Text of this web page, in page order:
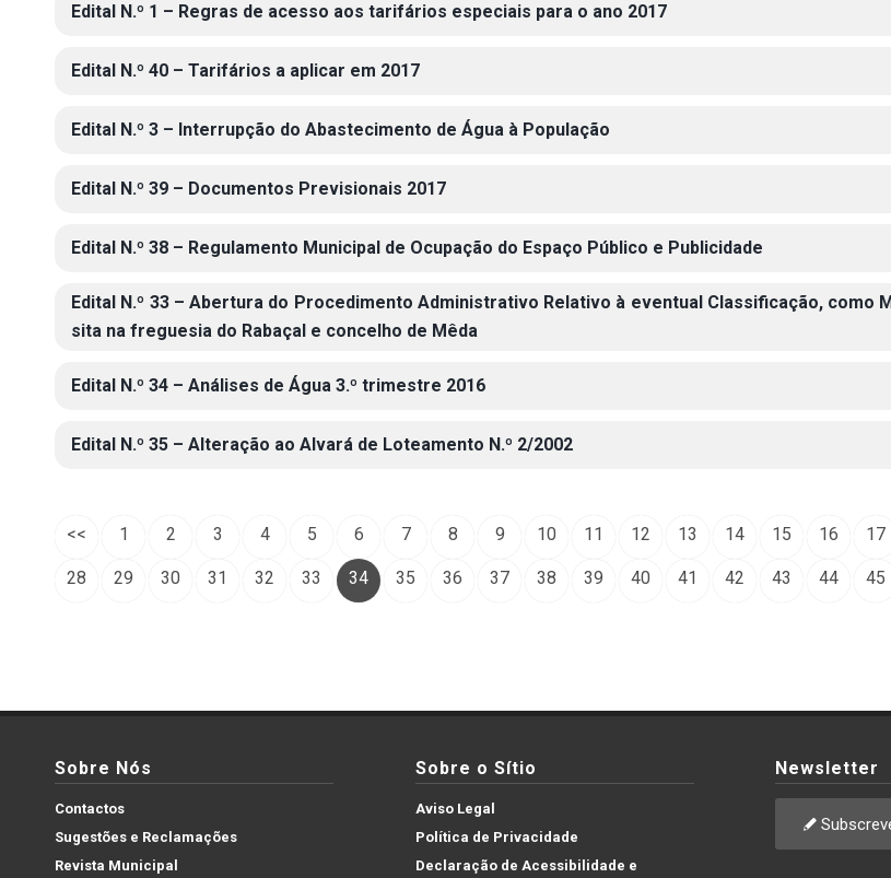
Edital N.º 1 – Regras de acesso aos tarifários especiais para o ano 2017
Edital N.º 40 – Tarifários a aplicar em 2017
Edital N.º 3 – Interrupção do Abastecimento de Água à População
Edital N.º 39 – Documentos Previsionais 2017
Edital N.º 38 – Regulamento Municipal de Ocupação do Espaço Público e Publicidade
Edital N.º 33 – Abertura do Procedimento Administrativo Relativo à eventual Classificação, como
sita na freguesia do Rabaçal e concelho de Mêda
Edital N.º 34 – Análises de Água 3.º trimestre 2016
Edital N.º 35 – Alteração ao Alvará de Loteamento N.º 2/2002
<< 1 2 3 4 5 6 7 8 9 10 11 12 13 14 15 16 17
28 29 30 31 32 33 34 35 36 37 38 39 40 41 42 43 44 45
Sobre Nós
Contactos
Sugestões e Reclamações
Revista Municipal
Sobre o Sítio
Aviso Legal
Política de Privacidade
Declaração de Acessibilidade e
Newsletter